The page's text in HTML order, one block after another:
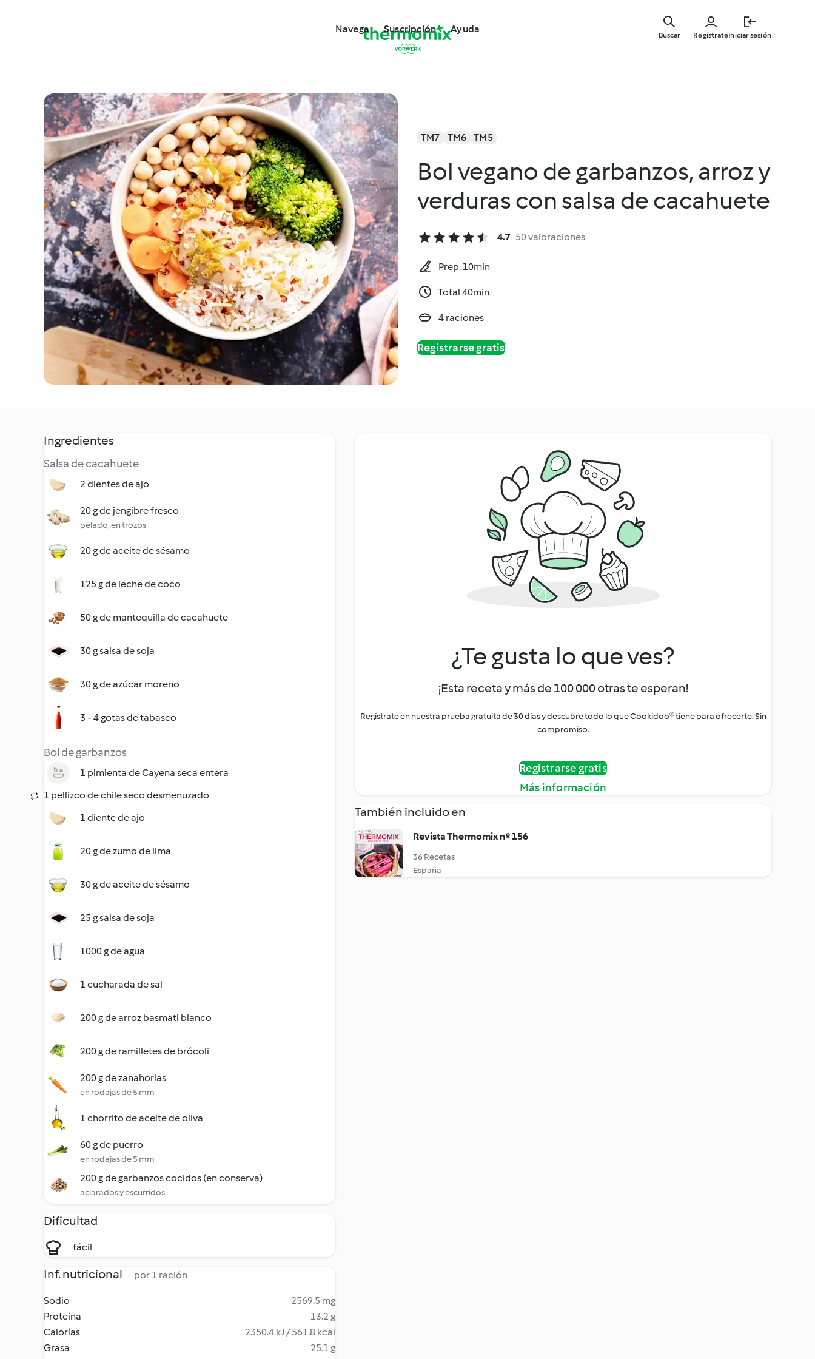
Navega Suscripción Ayuda
RegístrateIniciar sesión
Buscar
TM7 TM6 TM5
Bol vegano de garbanzos, arroz y
verduras con salsa de cacahuete
4.7 50 valoraciones
Prep. 10min
Total 40min
4 raciones
Registrarse gratis
Ingredientes
Salsa de cacahuete
2 dientes de ajo
20 g de jengibre fresco
pelado, en trozos
20 g de aceite de sésamo
125 g de leche de coco
50 g de mantequilla de cacahuete
30 g salsa de soja
30 g de azúcar moreno
3 - 4 gotas de tabasco
Bol de garbanzos
1 pimienta de Cayena seca entera
1 pellizco de chile seco desmenuzado
1 diente de ajo
20 g de zumo de lima
30 g de aceite de sésamo
25 g salsa de soja
1000 g de agua
1 cucharada de sal
200 g de arroz basmati blanco
200 g de ramilletes de brócoli
200 g de zanahorias
en rodajas de 5 mm
1 chorrito de aceite de oliva
60 g de puerro
en rodajas de 5 mm
200 g de garbanzos cocidos (en conserva)
aclarados y escurridos
Dificultad
fácil
Inf. nutricional por 1 ración
Sodio
2569.5 mg
Proteína
13.2 g
Calorías
2350.4 kJ / 561.8 kcal
Grasa
25.1 g
¿Te gusta lo que ves?
¡Esta receta y más de 100 000 otras te esperan!
Regístrate en nuestra prueba gratuita de 30 días y descubre todo lo que Cookidoo® tiene para ofrecerte. Sin
compromiso.
Registrarse gratis
Más información
También incluido en
Revista Thermomix nº 156
36 Recetas
España